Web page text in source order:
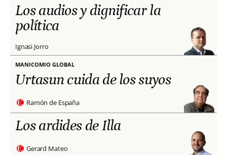
Los audios y dignificar la
política
Ignasi Jorro
MANICOMIO GLOBAL
Urtasun cuida de los suyos
Ramón de España
Los ardides de Illa
Gerard Mateo